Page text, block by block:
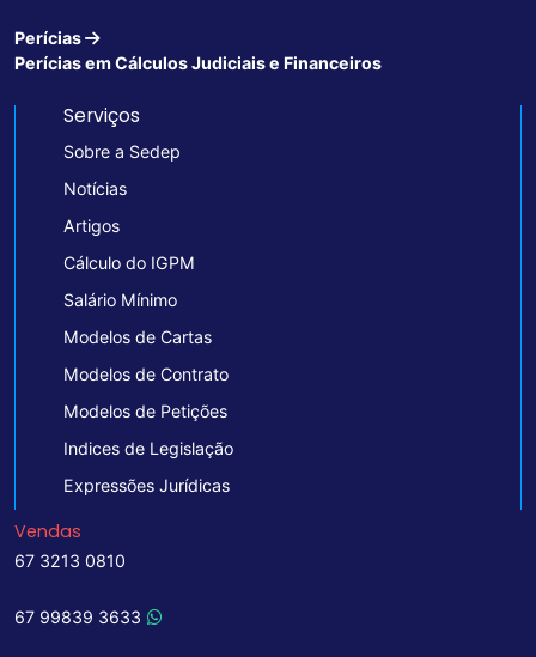
Perícias
Perícias em Cálculos Judiciais e Financeiros
Serviços
Sobre a Sedep
Notícias
Artigos
Cálculo do IGPM
Salário Mínimo
Modelos de Cartas
Modelos de Contrato
Modelos de Petições
Indices de Legislação
Expressões Jurídicas
Vendas
67 3213 0810
67 99839 3633